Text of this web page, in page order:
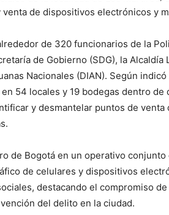
de dispositivos electrónicos y
de 320 funcionarios de la
de Gobierno (SDG), la Alcaldía
Nacionales (DIAN). Según
54 locales y 19 bodegas dentro
y desmantelar puntos de venta
de Bogotá en un operativo
de celulares y dispositivos
destacando el compromiso
del delito en la ciudad.